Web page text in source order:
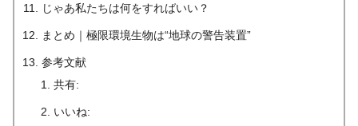
じゃあ私たちは何をすればいい？
まとめ｜極限環境生物は“地球の警告装置”
参考文献
共有:
いいね: